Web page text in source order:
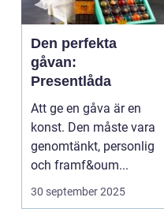
Den perfekta
gåvan:
Presentlåda
Att ge en gåva är en
konst. Den måste vara
genomtänkt, personlig
och framf&oum...
30 september 2025